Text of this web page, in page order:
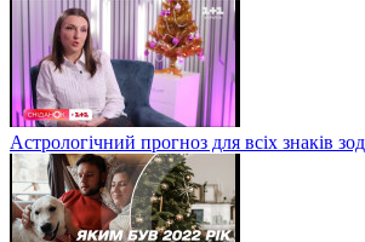
Астрологічний прогноз для всіх знаків